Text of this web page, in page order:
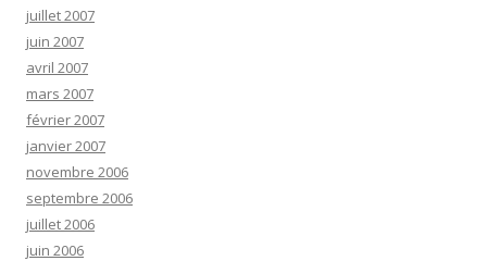
juillet 2007
juin 2007
avril 2007
mars 2007
février 2007
janvier 2007
novembre 2006
septembre 2006
juillet 2006
juin 2006